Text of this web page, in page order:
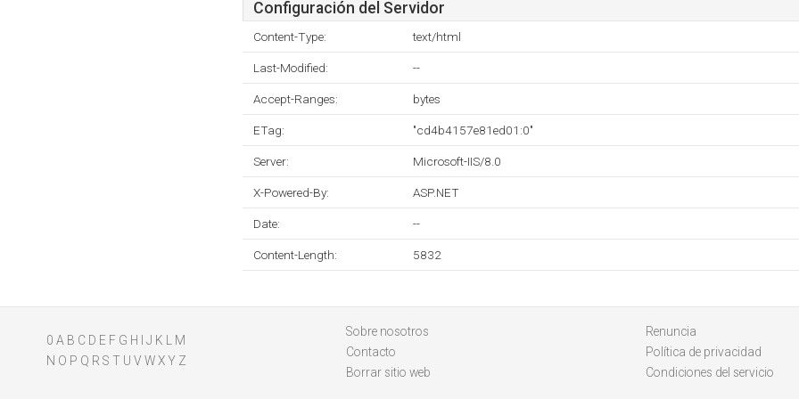
Configuración del Servidor
Content-Type: text/html
Last-Modified: --
Accept-Ranges: bytes
ETag: "cd4b4157e81ed01:0"
Server: Microsoft-IIS/8.0
X-Powered-By: ASP.NET
Date: --
Content-Length: 5832
0 A B C D E F G H J K
M
N O P Q R S T U V WXY Z
Sobre nosotros
Contacto
Borrar sitio web
Renuncia
Política de privacidad
Condiciones del servicio